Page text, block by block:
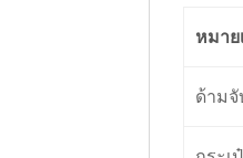
หมาย
ด้ามจั